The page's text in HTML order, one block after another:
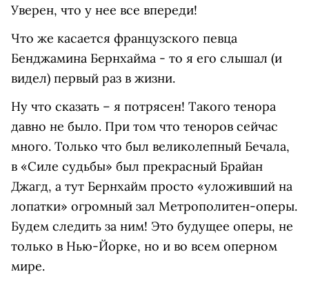
Уверен, что у нее все впереди!
Что же касается французского певца
Бенджамина Бернхайма - то я его слышал (и
видел) первый раз в жизни.
Ну что сказать – я потрясен! Такого тенора
давно не было. При том что теноров сейчас
много. Только что был великолепный Бечала,
в «Силе судьбы» был прекрасный Брайан
Джагд, а тут Бернхайм просто «уложивший на
лопатки» огромный зал Метрополитен-оперы.
Будем следить за ним! Это будущее оперы, не
только в Нью-Йорке, но и во всем оперном
мире.